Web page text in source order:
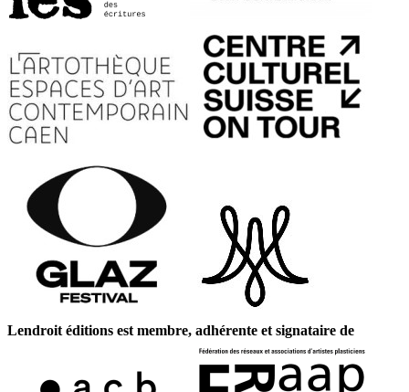
Lendroit éditions est membre, adhérente et signataire de